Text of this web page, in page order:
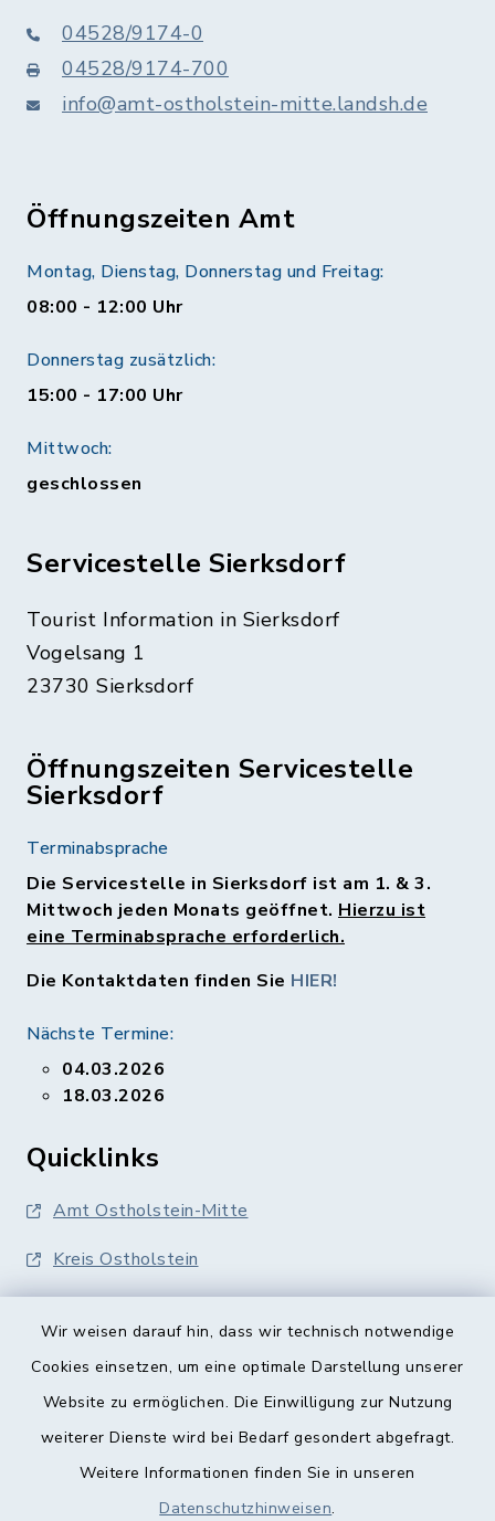
Wir weisen darauf hin, dass wir technisch notwendige
Cookies einsetzen, um eine optimale Darstellung unserer
Website zu ermöglichen. Die Einwilligung zur Nutzung
weiterer Dienste wird bei Bedarf gesondert abgefragt.
Weitere Informationen finden Sie in unseren
Datenschutzhinweisen.
04528/9174-0
04528/9174-700
info@amt-ostholstein-mitte.landsh.de
Öffnungszeiten Amt
Montag, Dienstag, Donnerstag und Freitag:
08:00 - 12:00 Uhr
Donnerstag zusätzlich:
15:00 - 17:00 Uhr
Mittwoch:
geschlossen
Servicestelle Sierksdorf
Tourist Information in Sierksdorf
Vogelsang 1
23730 Sierksdorf
Öffnungszeiten Servicestelle
Sierksdorf
Terminabsprache
Die Servicestelle in Sierksdorf ist am 1. & 3.
Mittwoch jeden Monats geöffnet. Hierzu ist
eine Terminabsprache erforderlich.
Die Kontaktdaten finden Sie HIER!
Nächste Termine:
04.03.2026
18.03.2026
Quicklinks
Amt Ostholstein-Mitte
Kreis Ostholstein
Barrierefreiheit